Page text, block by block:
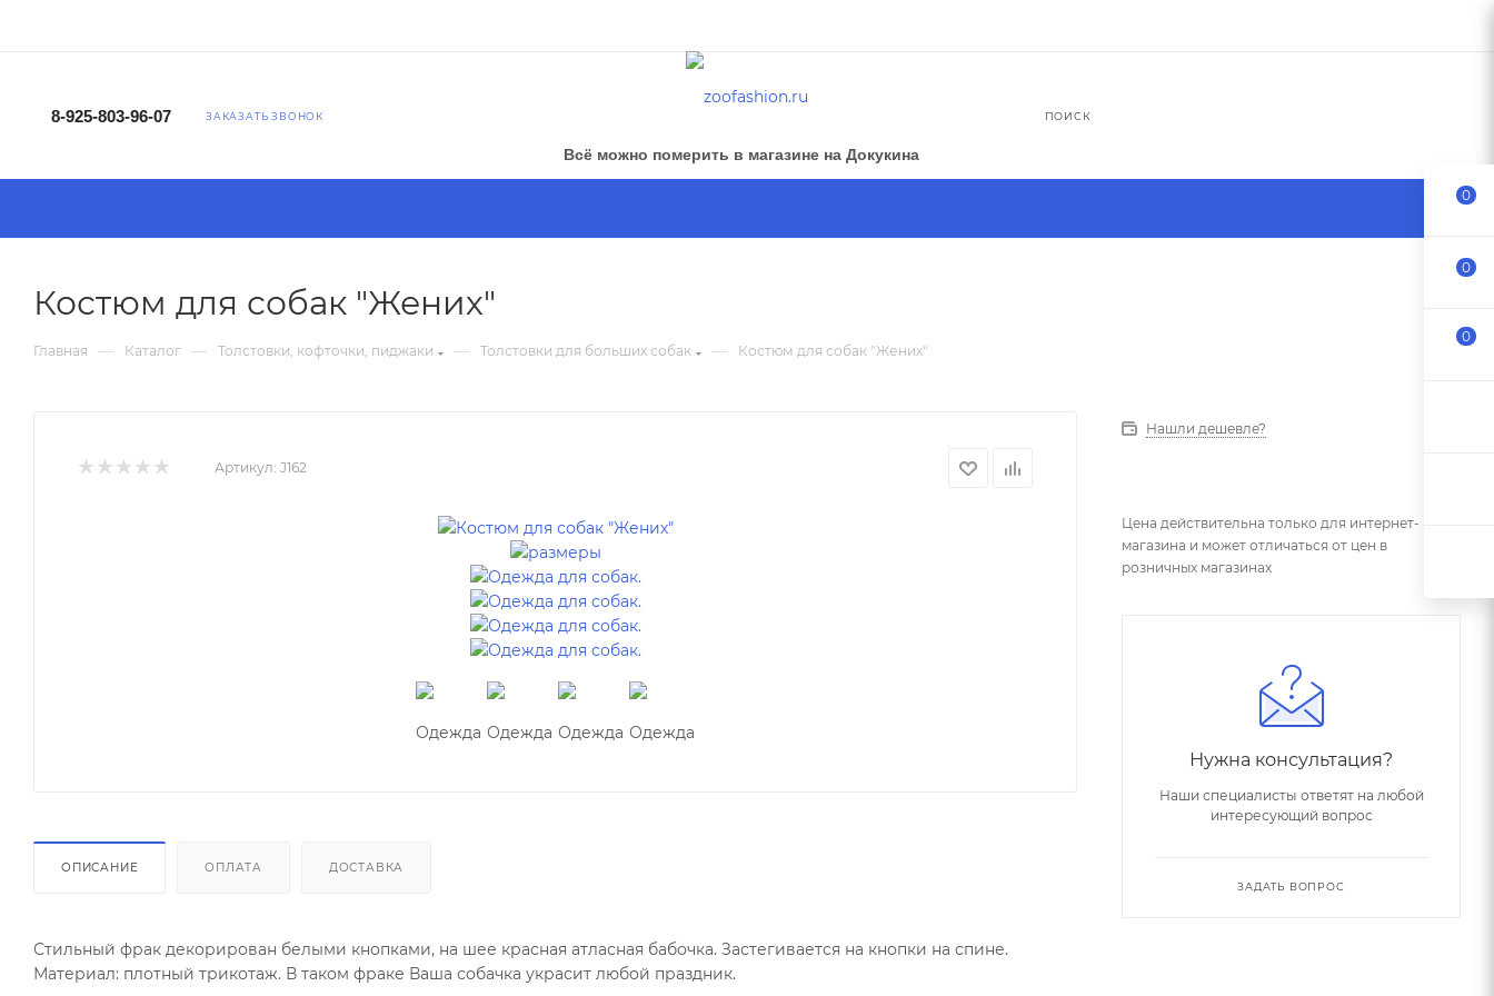
8-925-803-96-07 ЗАКАЗАТЬ ЗВОНОК
Всё можно померить в магазине на Докукина
ПОИСК
Костюм для собак "Жених"
Главная — Каталог — Толстовки, кофточки, пиджаки — Толстовки для больших собак — Костюм для собак "Жених"
Артикул: J162
ОПИСАНИЕ ОПЛАТА ДОСТАВКА
Стильный фрак декорирован белыми кнопками, на шее красная атласная бабочка. Застегивается на кнопки на спине.
Материал: плотный трикотаж. В таком фраке Ваша собачка украсит любой праздник.
Нашли дешевле?
Цена действительна только для интернет-
магазина и может отличаться от цен в
розничных магазинах
Нужна консультация?
Наши специалисты ответят на любой
интересующий вопрос
ЗАДАТЬ ВОПРОС
0
0
0